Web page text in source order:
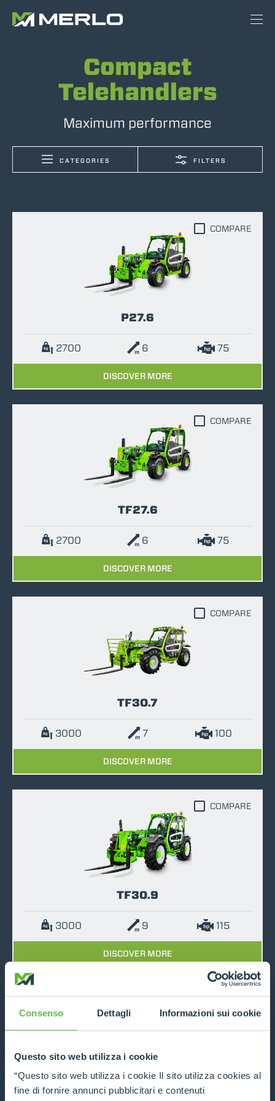
Consenso Dettagli Informazioni sui cookie
Questo sito web utilizza i cookie
“Questo sito web utilizza i cookie Il sito utilizza cookies al
fine di fornire annunci pubblicitari e contenuti
Compact
Telehandlers
Maximum performance
CATEGORIES FILTERS
P27.6
2700 6 75
DISCOVER MORE
COMPARE
TF27.6
2700 6 75
DISCOVER MORE
COMPARE
TF30.7
3000 7 100
DISCOVER MORE
COMPARE
TF30.9
3000 9 115
DISCOVER MORE
COMPARE
TF33.7
COMPARE